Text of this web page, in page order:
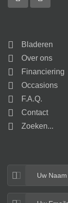
Bladeren
Over ons
Financiering
Occasions
F.A.Q.
Contact
Zoeken...